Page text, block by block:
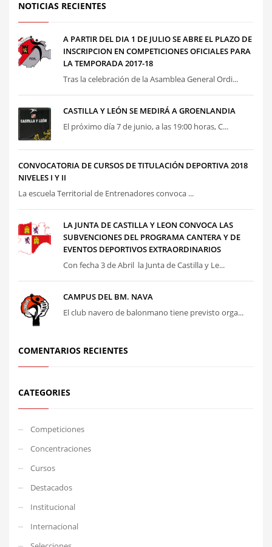
NOTICIAS RECIENTES
A PARTIR DEL DIA 1 DE JULIO SE ABRE EL PLAZO DE
INSCRIPCION EN COMPETICIONES OFICIALES PARA
LA TEMPORADA 2017-18
Tras la celebración de la Asamblea General Ordi...
CASTILLA Y LEÓN SE MEDIRÁ A GROENLANDIA
El próximo día 7 de junio, a las 19:00 horas, C...
CONVOCATORIA DE CURSOS DE TITULACIÓN DEPORTIVA 2018
NIVELES I Y II
La escuela Territorial de Entrenadores convoca ...
LA JUNTA DE CASTILLA Y LEON CONVOCA LAS
SUBVENCIONES DEL PROGRAMA CANTERA Y DE
EVENTOS DEPORTIVOS EXTRAORDINARIOS
Con fecha 3 de Abril la Junta de Castilla y Le...
CAMPUS DEL BM. NAVA
El club navero de balonmano tiene previsto orga...
COMENTARIOS RECIENTES
CATEGORIES
Competiciones
Concentraciones
Cursos
Destacados
Institucional
Internacional